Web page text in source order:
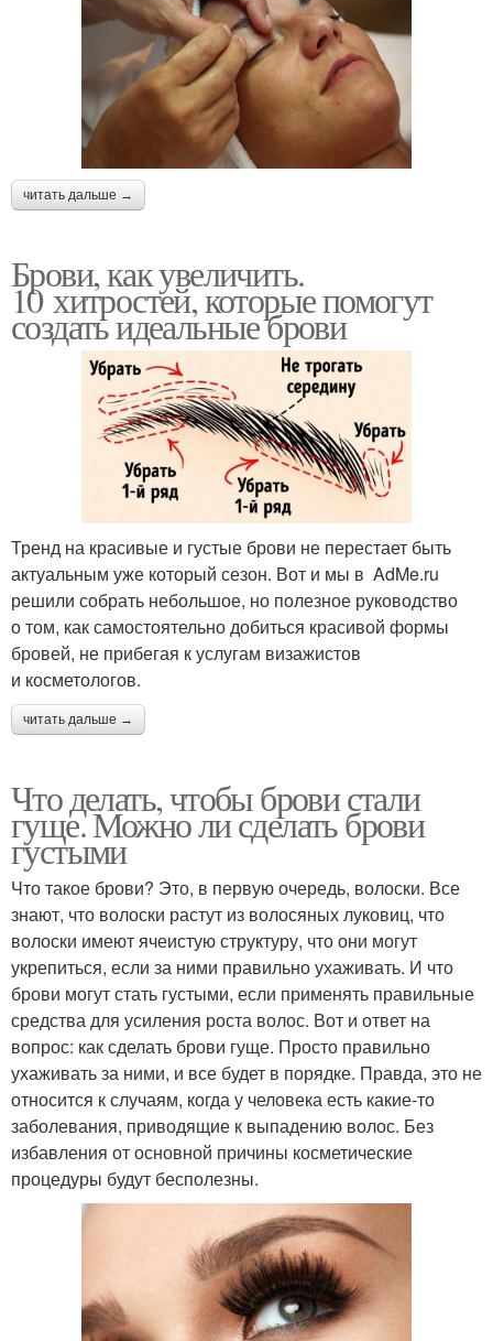
читать дальше →
Брови, как увеличить.
10 хитростей, которые помогут
создать идеальные брови
Тренд на красивые и густые брови не перестает быть
актуальным уже который сезон. Вот и мы в AdMe.ru
решили собрать небольшое, но полезное руководство
о том, как самостоятельно добиться красивой формы
бровей, не прибегая к услугам визажистов
и косметологов.
читать дальше →
Что делать, чтобы брови стали
гуще. Можно ли сделать брови
густыми
Что такое брови? Это, в первую очередь, волоски. Все
знают, что волоски растут из волосяных луковиц, что
волоски имеют ячеистую структуру, что они могут
укрепиться, если за ними правильно ухаживать. И что
брови могут стать густыми, если применять правильные
средства для усиления роста волос. Вот и ответ на
вопрос: как сделать брови гуще. Просто правильно
ухаживать за ними, и все будет в порядке. Правда, это не
относится к случаям, когда у человека есть какие-то
заболевания, приводящие к выпадению волос. Без
избавления от основной причины косметические
процедуры будут бесполезны.